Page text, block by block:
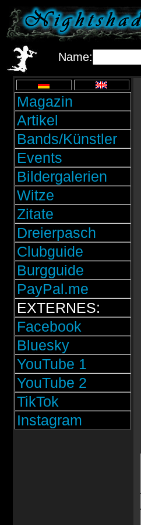
Name:
Magazin
Artikel
Bands/Künstler
Events
Bildergalerien
Witze
Zitate
Dreierpasch
Clubguide
Burgguide
PayPal.me
EXTERNES:
Facebook
Bluesky
YouTube 1
YouTube 2
TikTok
Instagram